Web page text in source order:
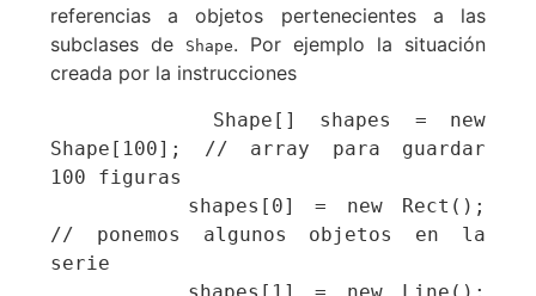
referencias a objetos pertenecientes a las
subclases de
Shape. Por ejemplo la situación
creada por la instrucciones
Shape[100]; // array para guardar
100 figuras
// ponemos algunos objetos en la
serie